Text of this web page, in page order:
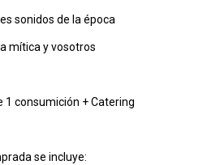
sonidos de la época
mítica y vosotros
1 consumición + Catering
se incluye: